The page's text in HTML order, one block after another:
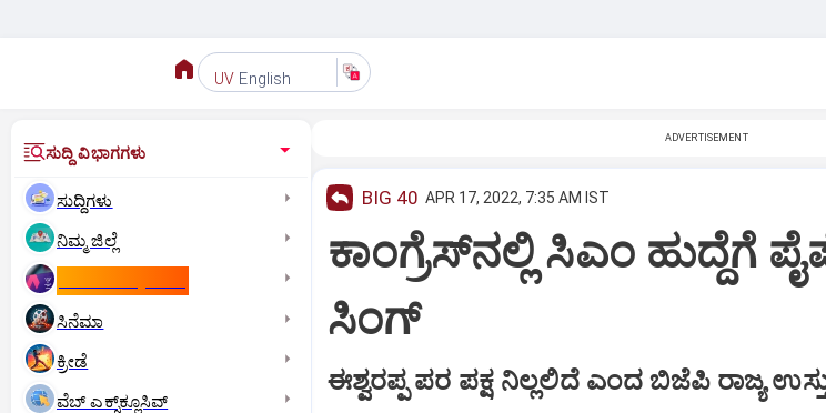
UV English
ಸುದ್ದಿ ವಿಭಾಗಗಳು
ಸುದ್ದಿಗಳು
ನಿಮ್ಮ ಜಿಲ್ಲೆ
ಸಿನೆಮಾ
ಕ್ರೀಡೆ
ವೆಬ್ ಎಕ್ಸ್‌ಕ್ಲೂಸಿವ್
ADVERTISEMENT
BIG 40 APR 17, 2022, 7:35 AM IST
ಕಾಂಗ್ರೆಸ್‌ನಲ್ಲಿ ಸಿಎಂ ಹುದ್ದೆಗೆ
ಸಿಂಗ್‌
ಈಶ್ವರಪ್ಪ ಪರ ಪಕ್ಷ ನಿಲ್ಲಲಿದೆ ಎಂದ ಬಿಜೆಪಿ ರಾಜ್ಯ